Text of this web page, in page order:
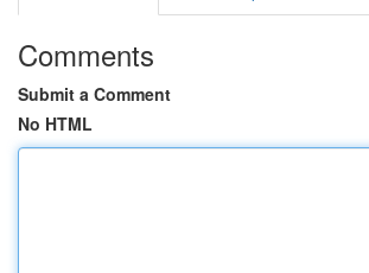
Comments
Submit a Comment
No HTML